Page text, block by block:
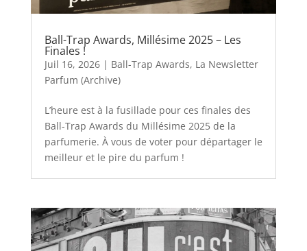
Ball-Trap Awards, Millésime 2025 – Les
Finales !
Juil 16, 2026| Ball-Trap Awards, La Newsletter
Parfum (Archive)
L’heure est à la fusillade pour ces finales des
Ball-Trap Awards du Millésime 2025 de la
parfumerie. À vous de voter pour départager le
meilleur et le pire du parfum !